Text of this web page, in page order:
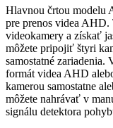
Hlavnou črtou modelu
pre prenos videa
videokamery a získať
môžete pripojiť štyri
samostatné zariadenia.
formát videa AHD
kamerou samostatne
môžete nahrávať v
signálu detektora